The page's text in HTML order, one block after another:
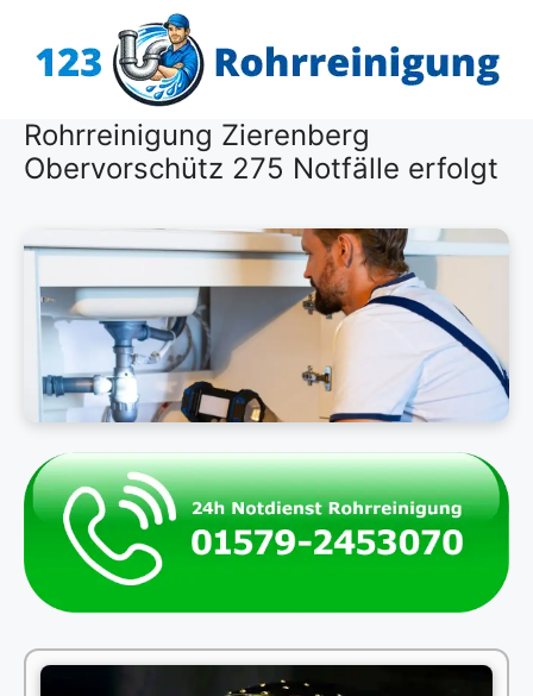
Inhalt
Rohrreinigung Zierenberg
Obervorschütz 275 Notfälle erfolgt